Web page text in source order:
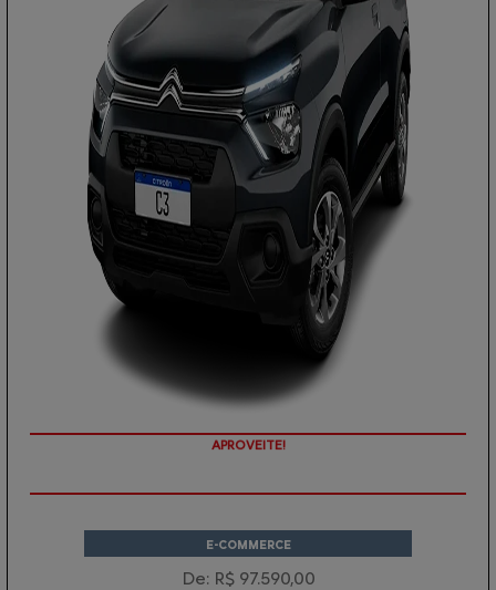
PREÇOS REDUZIDOS
E-COMMERCE
De: R$ 97.590,00